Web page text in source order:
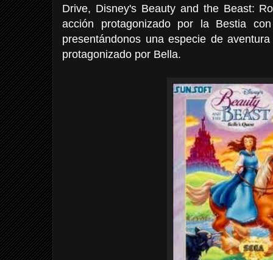
Drive, Disney's Beauty and the Beast:
acción protagonizado por la Bestia
presentándonos una especie de
protagonizado por Bella.